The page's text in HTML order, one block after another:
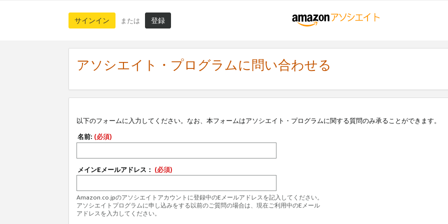
サインイン または 登録
アソシエイト・プログラムに問い合わせる
以下のフォームに入力してください。なお、本フォームはアソシエイト・プログラムに関する質問のみ承ることができます。
名前: (必須)
メインEメールアドレス： (必須)
Amazon.co.jpのアソシエイトアカウントに登録中のEメールアドレスを記入してください。
アソシエイトプログラムに申し込みをする以前のご質問の場合は、現在ご利用中のEメール
アドレスを入力してください。